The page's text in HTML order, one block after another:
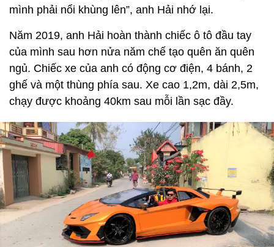
mình phải nổi khùng lên”, anh Hải nhớ lại.
Năm 2019, anh Hải hoàn thành chiếc ô tô đầu tay
của mình sau hơn nửa năm chế tạo quên ăn quên
ngủ. Chiếc xe của anh có động cơ điện, 4 bánh, 2
ghế và một thùng phía sau. Xe cao 1,2m, dài 2,5m,
chạy được khoảng 40km sau mỗi lần sạc đầy.